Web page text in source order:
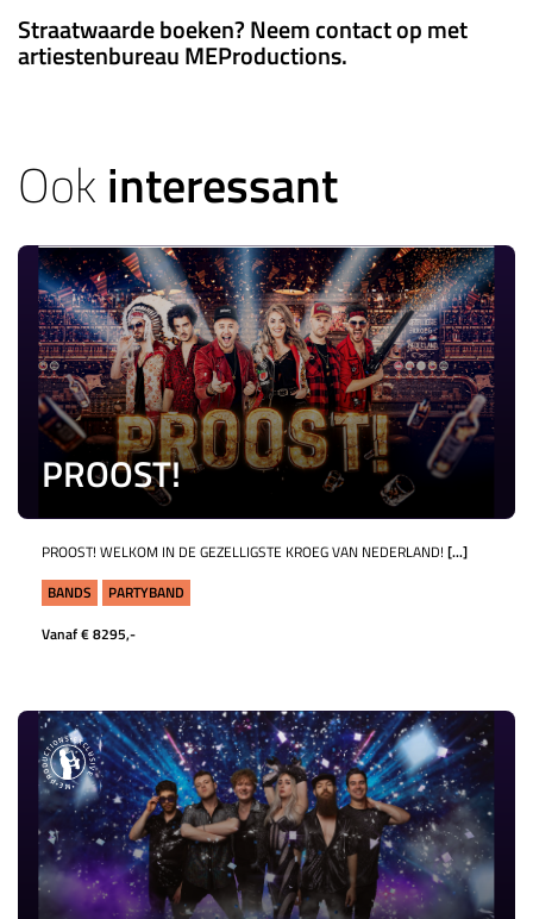
Straatwaarde boeken? Neem contact op met
artiestenbureau MEProductions.
Ookinteressant
PROOST!
PROOST! WELKOM IN DE GEZELLIGSTE KROEG VAN NEDERLAND! [...]
BANDS
PARTYBAND
Vanaf € 8295,-